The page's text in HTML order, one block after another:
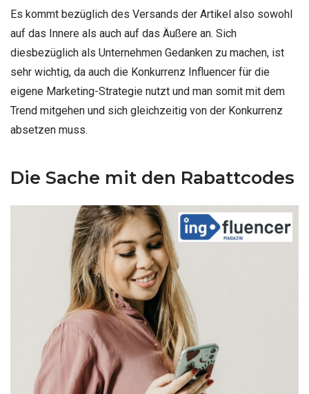
Es kommt bezüglich des Versands der Artikel also sowohl
auf das Innere als auch auf das Äußere an. Sich
diesbezüglich als Unternehmen Gedanken zu machen, ist
sehr wichtig, da auch die Konkurrenz Influencer für die
eigene Marketing-Strategie nutzt und man somit mit dem
Trend mitgehen und sich gleichzeitig von der Konkurrenz
absetzen muss.
Die Sache mit den Rabattcodes